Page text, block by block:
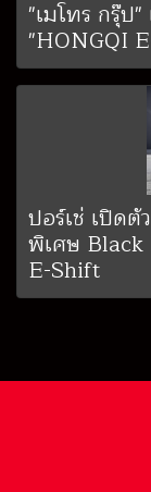
"เมโทร กรุ๊ป
"HONGQI
ปอร์เช่ เปิด
พิเศษ Black
E-Shift